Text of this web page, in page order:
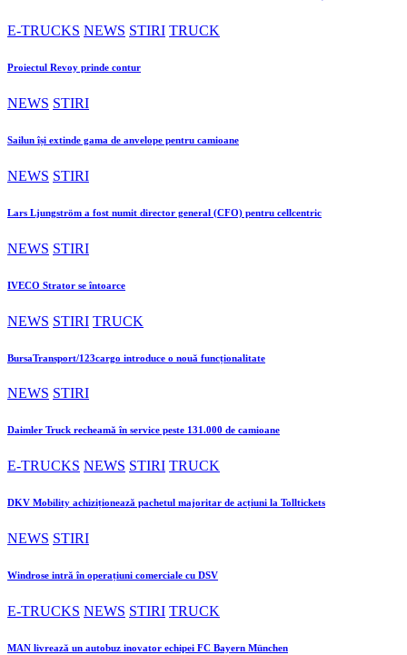
E-TRUCKS NEWS STIRI TRUCK
Proiectul Revoy prinde contur
NEWS STIRI
Sailun își extinde gama de anvelope pentru camioane
NEWS STIRI
Lars Ljungström a fost numit director general (CFO) pentru cellcentric
NEWS STIRI
IVECO Strator se întoarce
NEWS STIRI TRUCK
BursaTransport/123cargo introduce o nouă funcționalitate
NEWS STIRI
Daimler Truck recheamă în service peste 131.000 de camioane
E-TRUCKS NEWS STIRI TRUCK
DKV Mobility achiziționează pachetul majoritar de acțiuni la Tolltickets
NEWS STIRI
Windrose intră în operațiuni comerciale cu DSV
E-TRUCKS NEWS STIRI TRUCK
MAN livrează un autobuz inovator echipei FC Bayern München